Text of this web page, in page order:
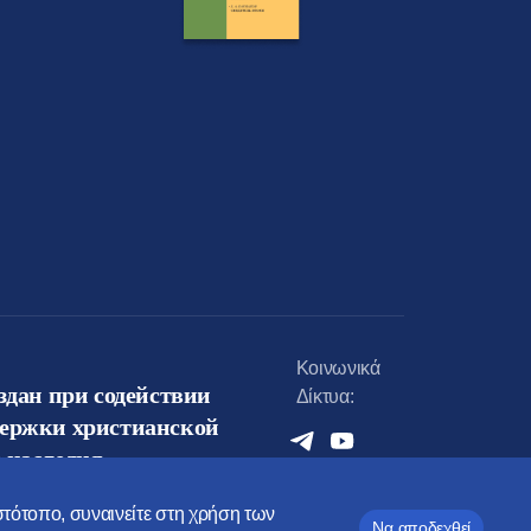
συναινείτε στη χρήση των
при содействии
христианской
Κοινωνικά
Δίκτυα: